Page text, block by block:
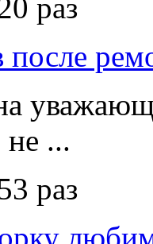
раз
не ...
раз